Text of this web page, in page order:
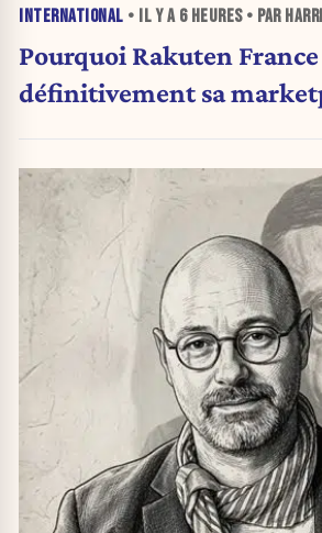
INTERNATIONAL • IL Y A 6 HEURES• PAR
Pourquoi Rakuten
définitivement sa